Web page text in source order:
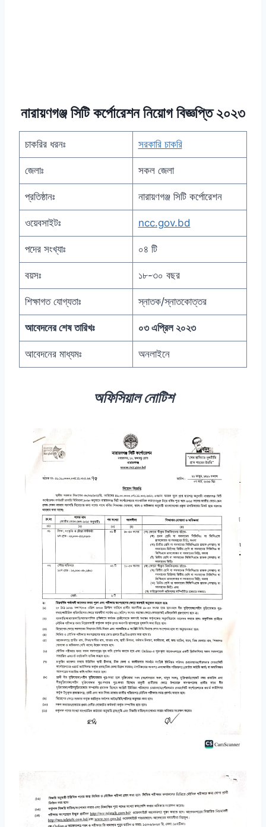
নারায়ণগঞ্জ সিটি কর্পোরেশন নিয়োগ বিজ্ঞপ্তি ২০২৩
চাকরির ধরনঃ সরকারি চাকরি
জেলাঃ সকল জেলা
প্রতিষ্ঠানঃ নারায়ণগঞ্জ সিটি কর্পোরেশন
ওয়েবসাইটঃ ncc.gov.bd
পদের সংখ্যাঃ ০৪ টি
বয়সঃ ১৮-৩০ বছর
শিক্ষাগত যোগ্যতাঃ স্নাতক/স্নাতকোত্তর
আবেদনের শেষ তারিখঃ ০৩ এপ্রিল ২০২৩
আবেদনের মাধ্যমঃ অনলাইনে
অফিসিয়াল নোটিশ